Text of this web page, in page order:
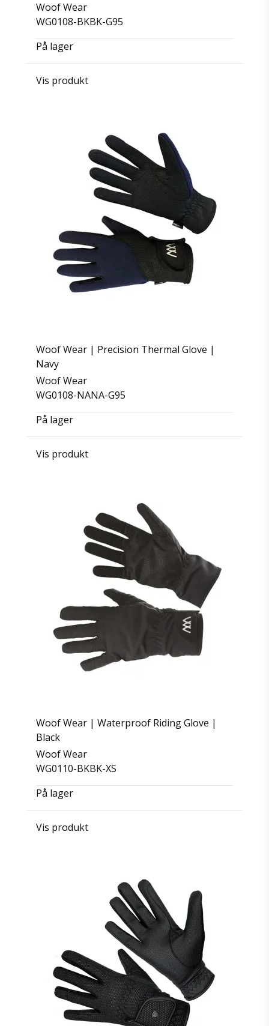
Woof Wear
WG0108-BKBK-G95
På lager
Vis produkt
Woof Wear | Precision Thermal Glove |
Navy
Woof Wear
WG0108-NANA-G95
På lager
Vis produkt
Woof Wear | Waterproof Riding Glove |
Black
Woof Wear
WG0110-BKBK-XS
På lager
Vis produkt